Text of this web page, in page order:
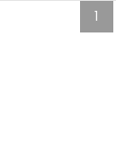
1